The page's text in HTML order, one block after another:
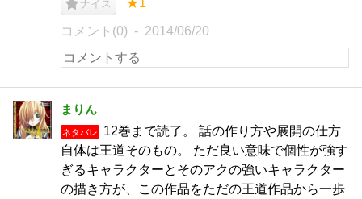
ナイス ★1
コメント(0) 2014/06/20
まりん
ネタバレ
12巻まで読了。 話の作り方や展開の仕方
自体は王道そのもの。 ただ良い意味で個性が強す
ぎるキャラクターとそのアクの強いキャラクター
の描き方が、この作品をただの王道作品から一歩